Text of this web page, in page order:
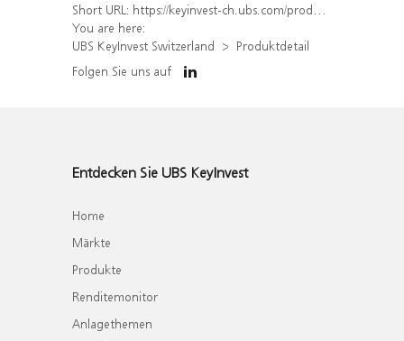
Short URL: https://keyinvest-ch.ubs.com/produkt/detail/index/isin/CH1577996197
You are here:
UBS KeyInvest Switzerland
Produktdetail
Folgen Sie uns auf
Entdecken Sie UBS KeyInvest
Home
Märkte
Produkte
Renditemonitor
Anlagethemen